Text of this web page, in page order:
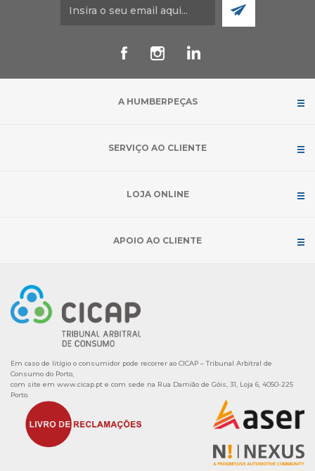
A HUMBERPEÇAS
SERVIÇO AO CLIENTE
LOJA ONLINE
APOIO AO CLIENTE
Em caso de litígio o consumidor pode recorrer ao CICAP – Tribunal Arbitral de
Consumo do Porto,
com site em www.cicap.pt e com sede na Rua Damião de Góis, 31, Loja 6, 4050-225
Porto.